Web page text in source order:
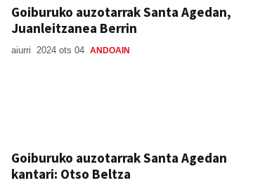
Goiburuko auzotarrak Santa Agedan,
Juanleitzanea Berrin
aiurri 2024 ots 04 ANDOAIN
Goiburuko auzotarrak Santa Agedan
kantari: Otso Beltza